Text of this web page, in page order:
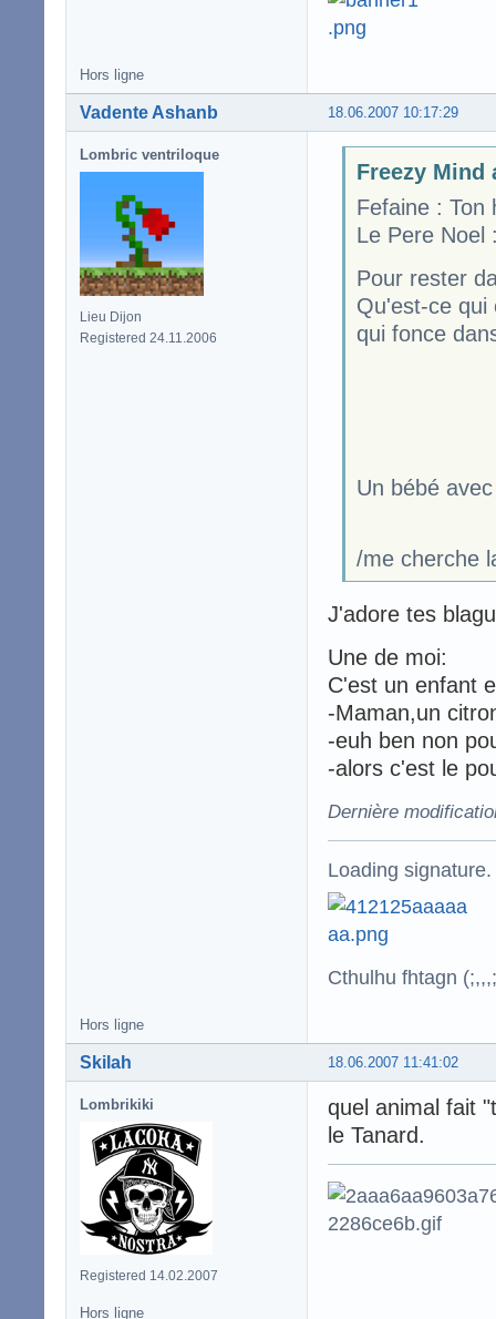
Hors ligne
18.06.2007 10:17:29
Vadente Ashanb
Lombric ventriloque
Lieu Dijon
Registered 24.11.2006
Freezy Mind
Fefaine : Ton
Le Pere Noel
Pour rester
Qu'est-ce qui
qui fonce
Un bébé
/me cherche
J'adore tes
Une de moi:
C'est un enfant
-Maman,un
-euh ben non
-alors c'est le
Dernière
Loading signature.
Cthulhu fhtagn
Hors ligne
18.06.2007 11:41:02
Skilah
Lombrikiki
Registered 14.02.2007
quel animal fait
le Tanard.
Hors ligne